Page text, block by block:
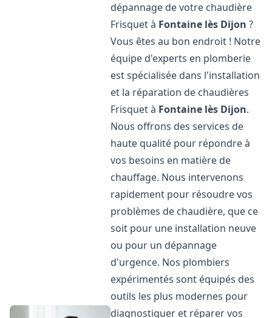
dépannage de votre chaudière
Frisquet à Fontaine lès Dijon ?
Vous êtes au bon endroit ! Notre
équipe d'experts en plomberie
est spécialisée dans l'installation
et la réparation de chaudières
Frisquet à Fontaine lès Dijon.
Nous offrons des services de
haute qualité pour répondre à
vos besoins en matière de
chauffage. Nous intervenons
rapidement pour résoudre vos
problèmes de chaudière, que ce
soit pour une installation neuve
ou pour un dépannage
d'urgence. Nos plombiers
expérimentés sont équipés des
outils les plus modernes pour
diagnostiquer et réparer vos